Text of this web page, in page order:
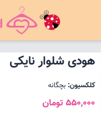
هودی شلوار نایکی
کلکسیون: بچگانه
550,000 تومان